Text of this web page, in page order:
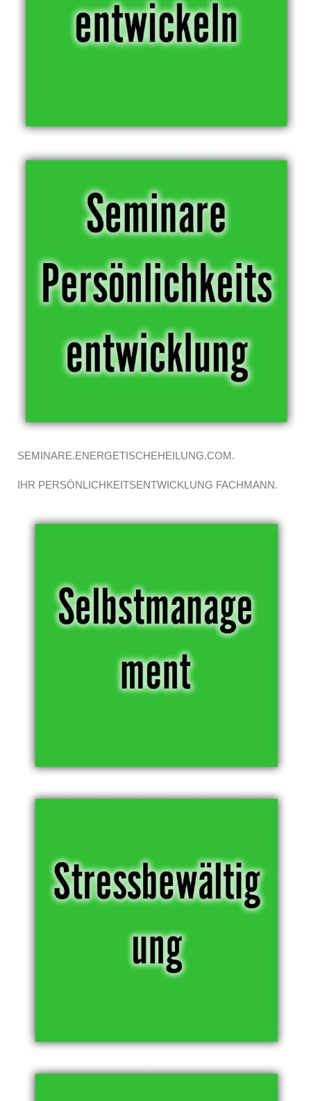
SEMINARE.ENERGETISCHEHEILUNG.COM.
IHR PERSÖNLICHKEITSENTWICKLUNG FACHMANN.